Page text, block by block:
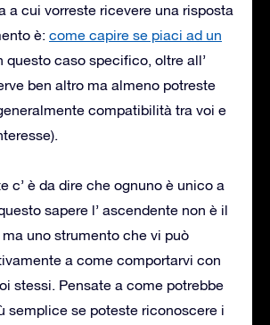
a cui vorreste ricevere una risposta
è: come capire se piaci ad un
questo caso specifico, oltre all’
ben altro ma almeno potreste
compatibilità tra voi e
c’ è da dire che ognuno è unico a
sapere l’ ascendente non è il
uno strumento che vi può
a come comportarvi con
stessi. Pensate a come potrebbe
semplice se poteste riconoscere i